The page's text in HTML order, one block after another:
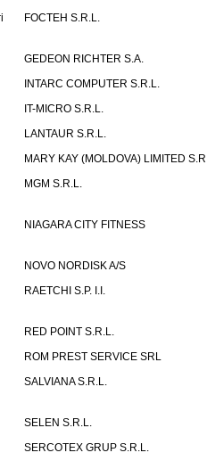
FOCTEH S.R.L.
GEDEON RICHTER S.A.
INTARC COMPUTER S.R.L.
IT-MICRO S.R.L.
LANTAUR S.R.L.
MARY KAY (MOLDOVA) LIMITED
MGM S.R.L.
NIAGARA CITY FITNESS
NOVO NORDISK A/S
RAETCHI S.P. I.I.
RED POINT S.R.L.
ROM PREST SERVICE SRL
SALVIANA S.R.L.
SELEN S.R.L.
SERCOTEX GRUP S.R.L.